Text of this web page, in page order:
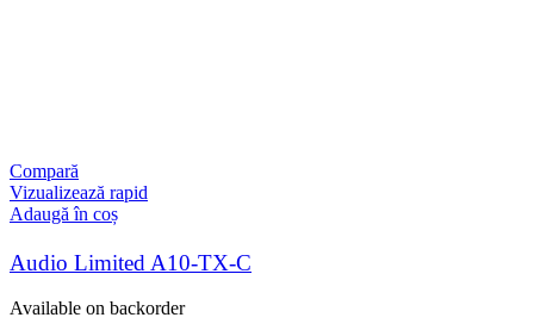
Compară
Vizualizează rapid
Adaugă în coș
Audio Limited A10-TX-C
Available on backorder